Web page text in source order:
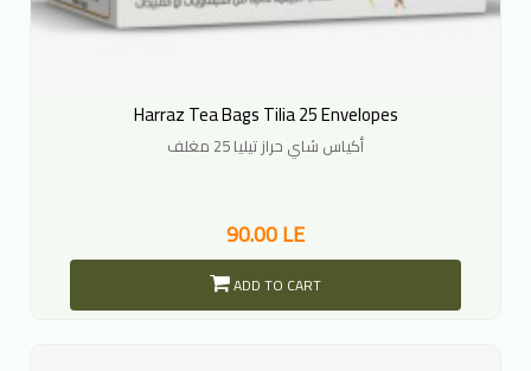
Harraz Tea Bags Tilia 25 Envelopes
أكياس شاي حراز تيليا 25 مغلف
90.00 LE
ADD TO CART